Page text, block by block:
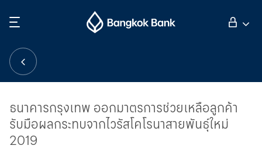
ลูกค้าบุคคล
กิจการธนาคารต่างประเทศ
ธนาคารกรุงเทพ ออกมาตรการช่วยเหลือลูกค้า
รับมือผลกระทบจากไวรัสโคโรนาสายพันธุ์ใหม่
2019